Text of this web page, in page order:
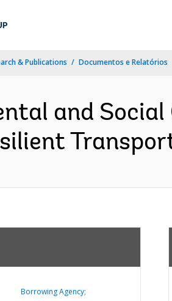
& Publications Documentos e Relatórios
and
Borrowing Agency;